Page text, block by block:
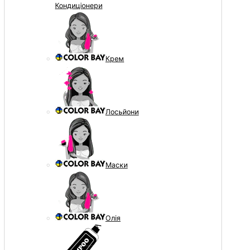
Кондиціонери
Крем
Лосьйони
Маски
Олія